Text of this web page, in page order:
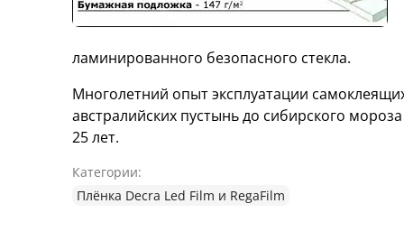
ламинированного безопасного стекла.
Многолетний опыт эксплуатации
австралийских пустынь до сибирского
25 лет.
Категории:
Плёнка Decra Led Film и RegaFilm